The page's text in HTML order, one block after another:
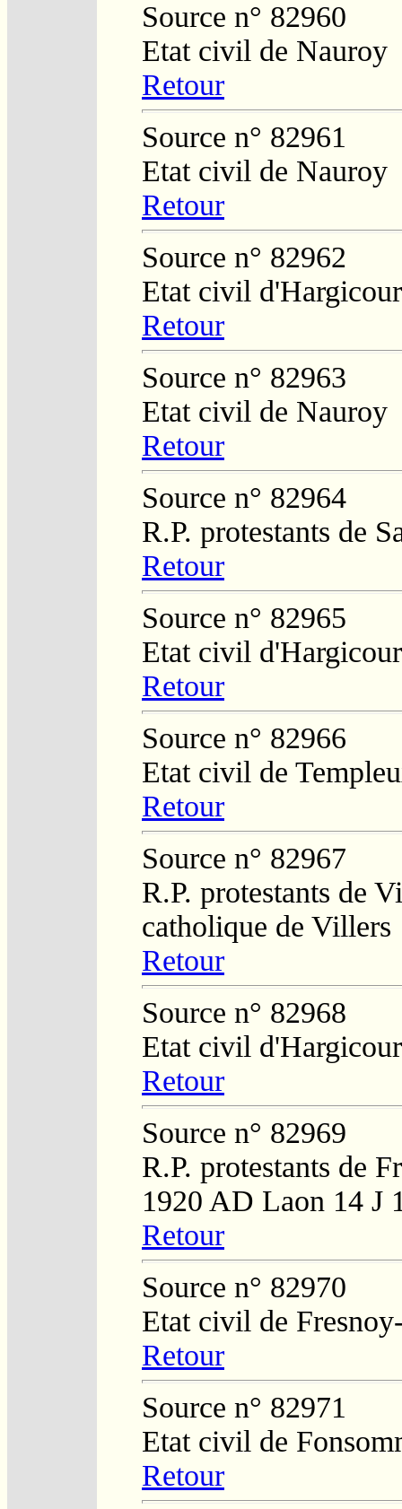
Source n° 82960
Etat civil de Nauroy
Retour
Source n° 82961
Etat civil de Nauroy
Retour
Source n° 82962
Etat civil
Retour
Source n° 82963
Etat civil de Nauroy
Retour
Source n° 82964
R.P. protestants de
Retour
Source n° 82965
Etat civil
Retour
Source n° 82966
Etat civil de
Retour
Source n° 82967
R.P. protestants de
catholique de Villers
Retour
Source n° 82968
Etat civil
Retour
Source n° 82969
R.P. protestants de
1920 AD Laon 14 J
Retour
Source n° 82970
Etat civil de
Retour
Source n° 82971
Etat civil de
Retour